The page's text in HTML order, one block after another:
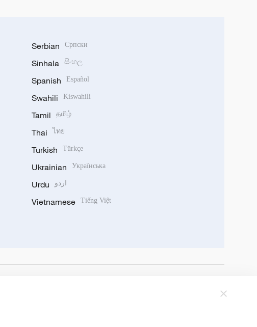
Serbian Српски
Sinhala සිංහල
Spanish Español
Swahili Kiswahili
Tamil தமிழ்
Thai ไทย
Turkish Türkçe
Ukrainian Українська
Urdu اردو
Vietnamese Tiếng Việt